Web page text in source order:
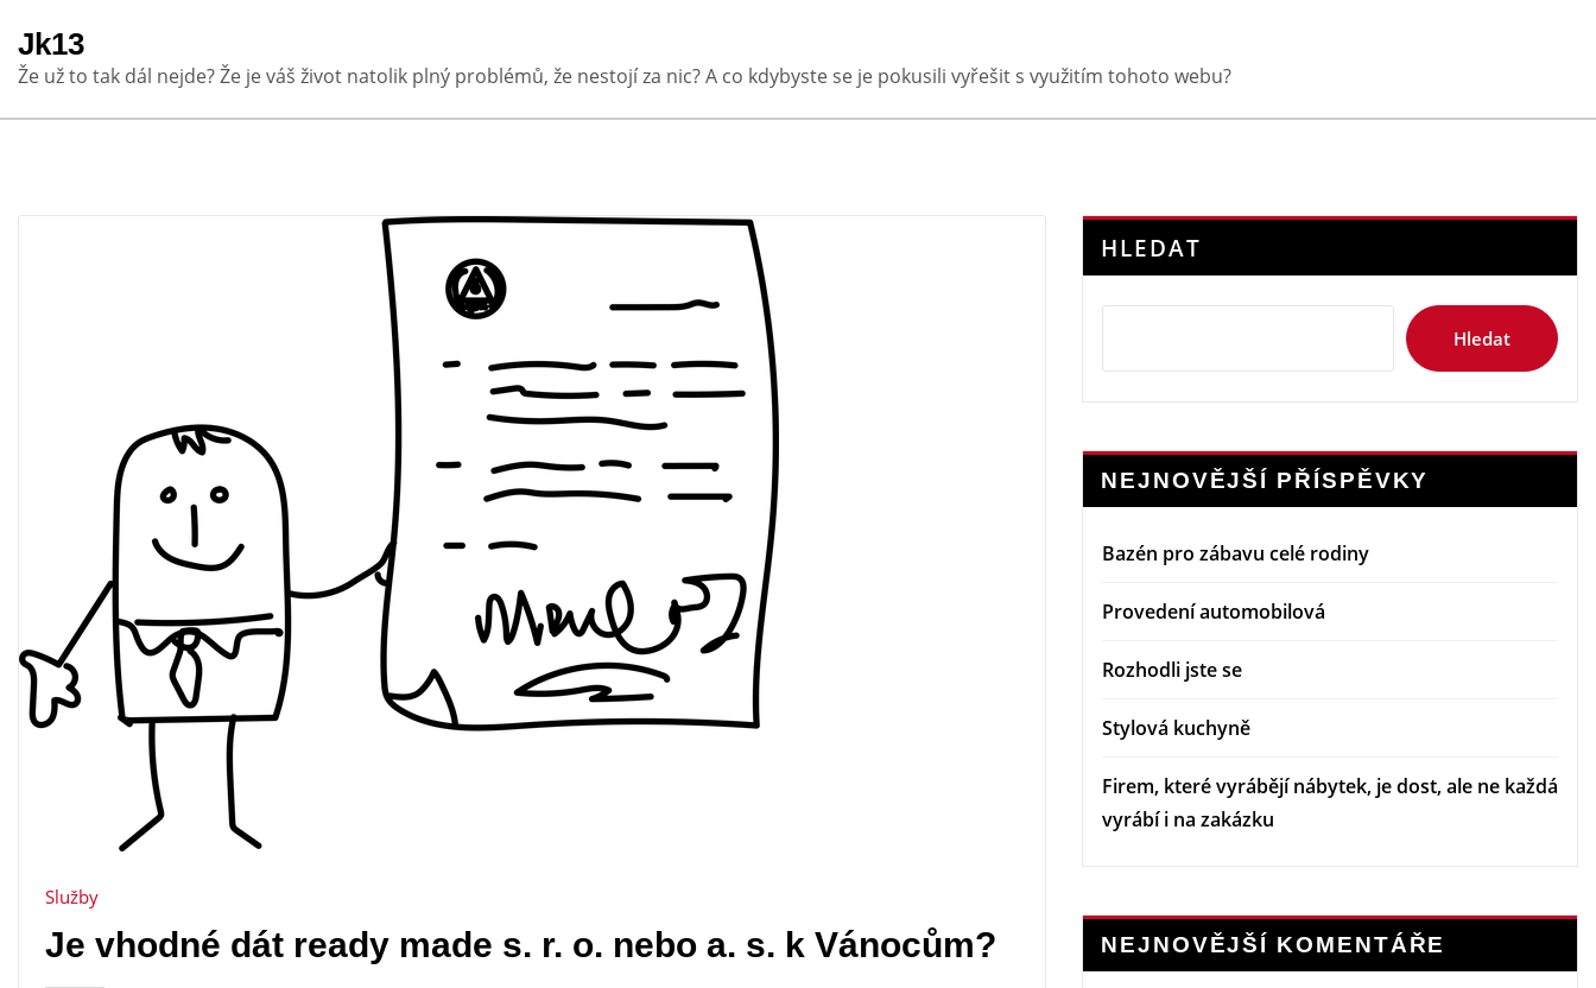
content
Jk13
Že už to tak dál nejde? Že je váš život natolik plný problémů, že nestojí za nic? A co kdybyste se je pokusili vyřešit s využitím tohoto webu?
Služby
Je vhodné dát ready made s. r. o. nebo a. s. k Vánocům?
HLEDAT
Hledat
NEJNOVĚJŠÍ PŘÍSPĚVKY
Bazén pro zábavu celé rodiny
Provedení automobilová
Rozhodli jste se
Stylová kuchyně
Firem, které vyrábějí nábytek, je dost, ale ne každá
vyrábí i na zakázku
NEJNOVĚJŠÍ KOMENTÁŘE